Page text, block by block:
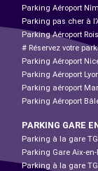
Parking Aéroport
Parking pas cher à
Parking Aéroport
# Réservez votre
Parking Aéroport
Parking Aéroport
Parking aéroport
Parking Aéroport
PARKING GARE
Parking à la gare
Parking Gare Aix-
Parking à la gare